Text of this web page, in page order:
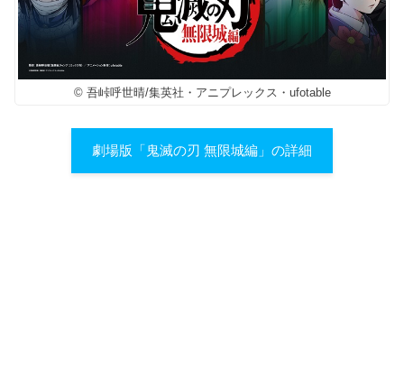
© 吾峠呼世晴/集英社・アニプレックス・ufotable
劇場版「鬼滅の刃 無限城編」の詳細